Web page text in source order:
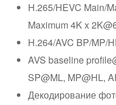
H.265/HEVC Main/
Maximum 4K x
H.264/AVC BP/MP/
AVS baseline
SP@ML, MP@HL,
Декодирование